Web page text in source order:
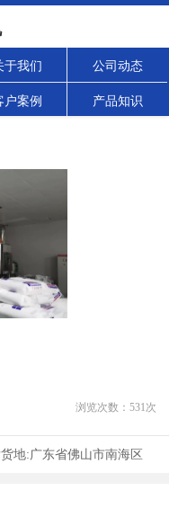
于我们 公司动态
户案例 产品知识
浏览次数： 531次
地:广东省佛山市南海区